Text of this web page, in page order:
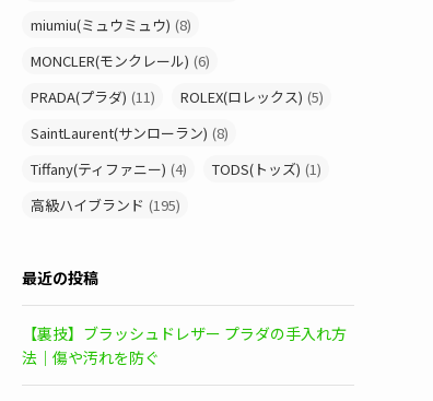
miumiu(ミュウミュウ) (8)
MONCLER(モンクレール) (6)
PRADA(プラダ) (11) ROLEX(ロレックス) (5)
SaintLaurent(サンローラン) (8)
Tiffany(ティファニー) (4) TODS(トッズ) (1)
高級ハイブランド (195)
最近の投稿
【裏技】ブラッシュドレザー プラダの手入れ方
法｜傷や汚れを防ぐ